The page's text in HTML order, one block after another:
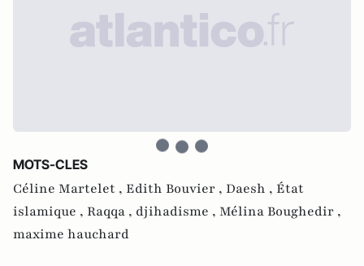
MOTS-CLES
Céline Martelet , Edith Bouvier , Daesh , État
islamique , Raqqa , djihadisme , Mélina Boughedir ,
maxime hauchard